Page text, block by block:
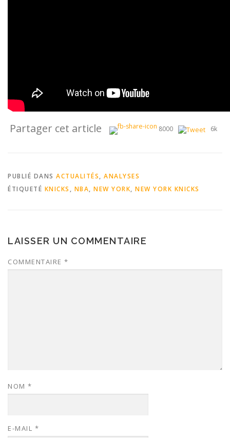
Partager cet article 8000 6k
PUBLIÉ DANS ACTUALITÉS, ANALYSES
ÉTIQUETÉ KNICKS , NBA, NEW YORK, NEW YORK KNICKS
LAISSER UN COMMENTAIRE
COMMENTAIRE *
NOM *
E-MAIL *